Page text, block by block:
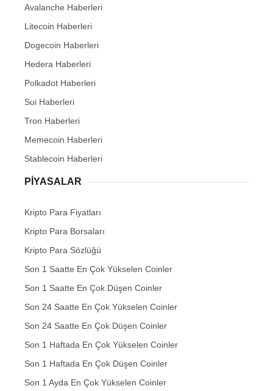
Avalanche Haberleri
Litecoin Haberleri
Dogecoin Haberleri
Hedera Haberleri
Polkadot Haberleri
Sui Haberleri
Tron Haberleri
Memecoin Haberleri
Stablecoin Haberleri
PIYASALAR
Kripto Para Fiyatları
Kripto Para Borsaları
Kripto Para Sözlüğü
Son 1 Saatte En Çok Yükselen Coinler
Son 1 Saatte En Çok Düşen Coinler
Son 24 Saatte En Çok Yükselen Coinler
Son 24 Saatte En Çok Düşen Coinler
Son 1 Haftada En Çok Yükselen Coinler
Son 1 Haftada En Çok Düşen Coinler
Son 1 Ayda En Çok Yükselen Coinler